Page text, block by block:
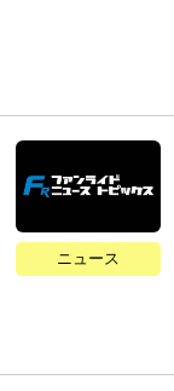
ニュース